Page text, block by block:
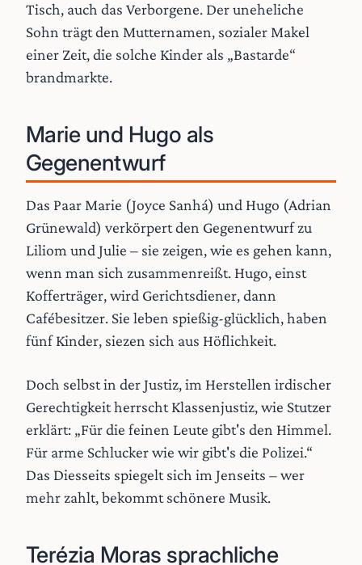
Tisch, auch das Verborgene. Der uneheliche
Sohn trägt den Mutternamen, sozialer Makel
einer Zeit, die solche Kinder als „Bastarde“
brandmarkte.
Marie und Hugo als
Gegenentwurf
Das Paar Marie (Joyce Sanhá) und Hugo (Adrian
Grünewald) verkörpert den Gegenentwurf zu
Liliom und Julie – sie zeigen, wie es gehen kann,
wenn man sich zusammenreißt. Hugo, einst
Kofferträger, wird Gerichtsdiener, dann
Cafébesitzer. Sie leben spießig-glücklich, haben
fünf Kinder, siezen sich aus Höflichkeit.
Doch selbst in der Justiz, im Herstellen irdischer
Gerechtigkeit herrscht Klassenjustiz, wie Stutzer
erklärt: „Für die feinen Leute gibt's den Himmel.
Für arme Schlucker wie wir gibt's die Polizei.“
Das Diesseits spiegelt sich im Jenseits – wer
mehr zahlt, bekommt schönere Musik.
Terézia Moras sprachliche